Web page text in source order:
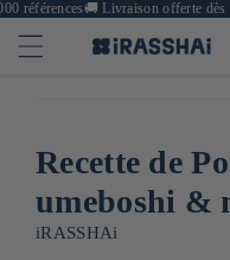
références🚚Livraison offerte dès
Recette de
umeboshi &
iRASSHAi